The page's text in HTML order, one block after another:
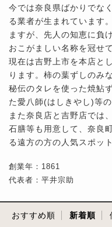
今では奈良県ばかりでな
る業者が生まれています
ますが、先人の知恵に負
おこがましい名称を冠せ
現在は吉野上市を本店と
ります。柿の葉ずしのみ
秘伝のタレを使った焼鮎
た愛八師(はしきやし)等
また奈良店と吉野店では
石膳等も用意して、奈良
る遠方の方の人気スポッ
創業年：1861
代表者：平井宗助
おすすめ順 新着順